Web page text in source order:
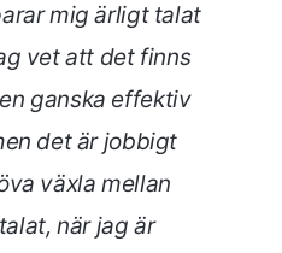
mig ärligt talat
vet att det finns
ganska effektiv
det är jobbigt
växla mellan
när jag är